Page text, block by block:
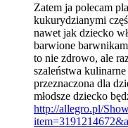
Zatem ja polecam
kukurydzianymi
nawet jak dziecko
barwione
to nie zdrowo, ale
szaleństwa
przeznaczona dla
młodsze dziecko
http://allegro.pl/